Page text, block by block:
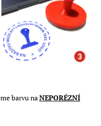
barvu naNEPORÉZNÍ